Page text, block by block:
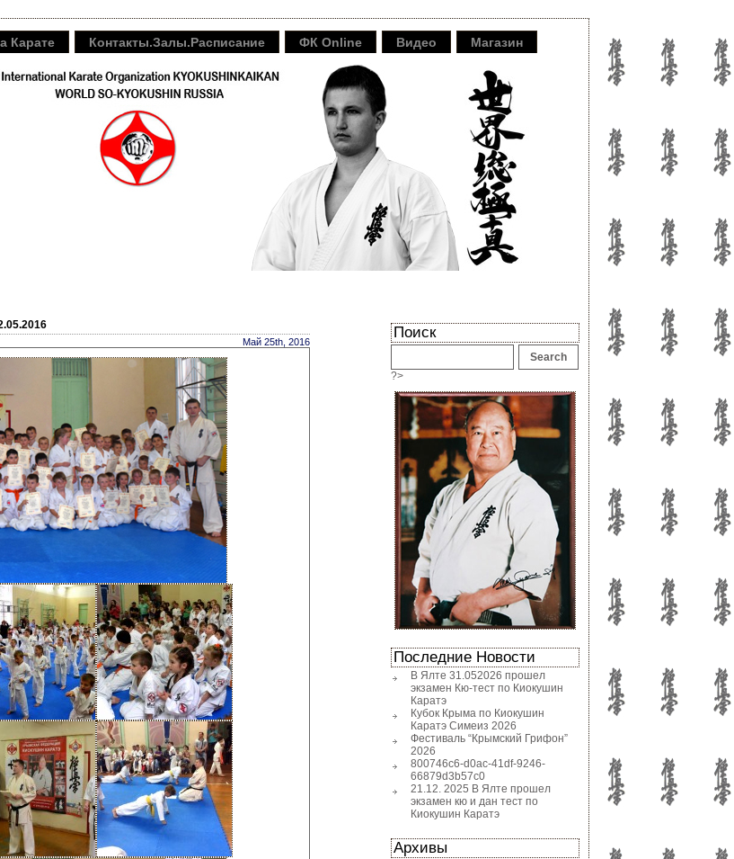
Карате Контакты.Залы.Расписание ФК Online Видео Магазин
Май 25th, 2016
Поиск
?>
Последние Новости
В Ялте 31.052026 прошел
экзамен Кю-тест по Киокушин
Каратэ
Кубок Крыма по Киокушин
Каратэ Симеиз 2026
Фестиваль “Крымский Грифон”
2026
800746c6-d0ac-41df-9246-
66879d3b57c0
21.12. 2025 В Ялте прошел
экзамен кю и дан тест по
Киокушин Каратэ
Архивы